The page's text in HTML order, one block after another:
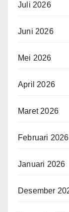
Juli 2026
Juni 2026
Mei 2026
April 2026
Maret 2026
Februari 2026
Januari 2026
Desember